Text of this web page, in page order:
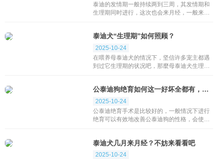
泰迪的发情期一般持续两到三周，其发情期和
生理期同时进行，这次也会来月经，一般来说
的最佳时机。如...
泰迪犬“生理期”如何照顾？
2025-10-24
在喂养母泰迪犬的情况下，坚信许多宠主都遇
到过它生理期的状况吧，那麼母泰迪犬生理期
月经，之后...
公泰迪狗绝育如何这一好坏全都有，看你怎么做挑选！
2025-10-24
公泰迪绝育手术是比较好的，一般情况下进行
绝育可以有效地改善公泰迪狗的性格，会使她
脏器官...
泰迪犬几月来月经？不妨来看看吧
2025-10-24